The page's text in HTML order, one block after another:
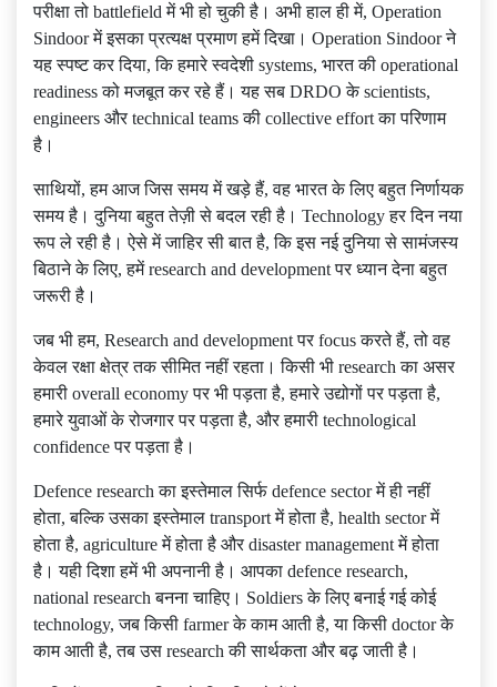
परीक्षा तो battlefield में भी हो चुकी है। अभी हाल ही में, Operation
Sindoor में इसका प्रत्यक्ष प्रमाण हमें दिखा। Operation Sindoor ने
यह स्पष्ट कर दिया, कि हमारे स्वदेशी systems, भारत की operational
readiness को मजबूत कर रहे हैं। यह सब DRDO के scientists,
engineers और technical teams की collective effort का परिणाम
है।
साथियों, हम आज जिस समय में खड़े हैं, वह भारत के लिए बहुत निर्णायक
समय है। दुनिया बहुत तेज़ी से बदल रही है। Technology हर दिन नया
रूप ले रही है। ऐसे में जाहिर सी बात है, कि इस नई दुनिया से सामंजस्य
बिठाने के लिए, हमें research and development पर ध्यान देना बहुत
जरूरी है।
जब भी हम, Research and development पर focus करते हैं, तो वह
केवल रक्षा क्षेत्र तक सीमित नहीं रहता। किसी भी research का असर
हमारी overall economy पर भी पड़ता है, हमारे उद्योगों पर पड़ता है,
हमारे युवाओं के रोजगार पर पड़ता है, और हमारी technological
confidence पर पड़ता है।
Defence research का इस्तेमाल सिर्फ defence sector में ही नहीं
होता, बल्कि उसका इस्तेमाल transport में होता है, health sector में
होता है, agriculture में होता है और disaster management में होता
है। यही दिशा हमें भी अपनानी है। आपका defence research,
national research बनना चाहिए। Soldiers के लिए बनाई गई कोई
technology, जब किसी farmer के काम आती है, या किसी doctor के
काम आती है, तब उस research की सार्थकता और बढ़ जाती है।